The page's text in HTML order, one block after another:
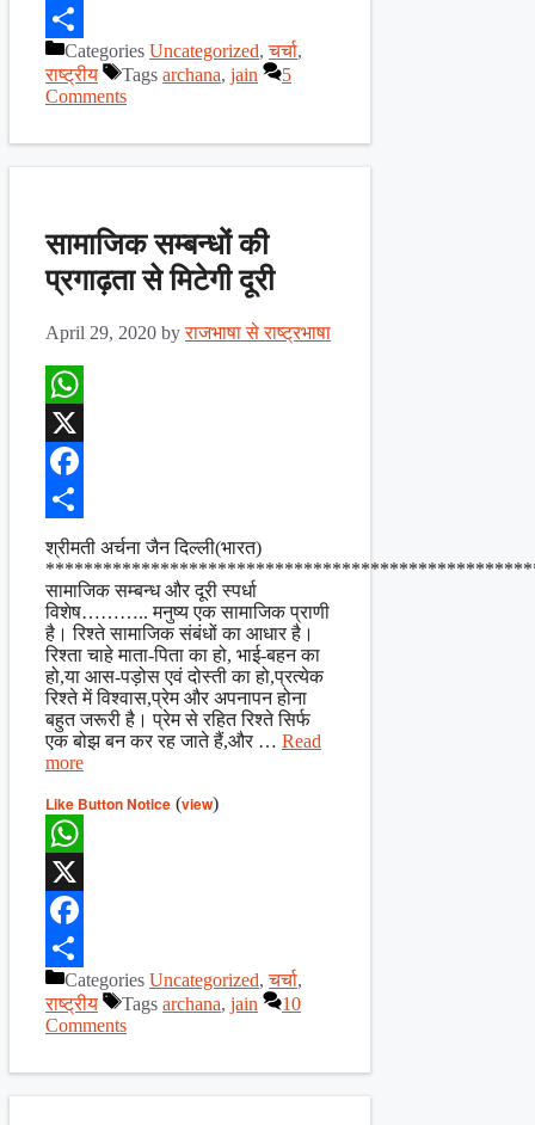
Facebook
ShareCategories Uncategorized,चर्चा,
राष्ट्रीय
Tags archana, jain
5
Comments
सामाजिक सम्बन्धों की
प्रगाढ़ता से मिटेगी दूरी
April 29, 2020 byराजभाषा से राष्ट्रभाषा
WhatsApp
X
Facebook
Share
श्रीमती अर्चना जैन दिल्ली(भारत)
सामाजिक सम्बन्ध और दूरी स्पर्धा
विशेष……….. मनुष्य एक सामाजिक प्राणी
है। रिश्ते सामाजिक संबंधों का आधार है।
रिश्ता चाहे माता-पिता का हो, भाई-बहन का
हो,या आस-पड़ोस एवं दोस्ती का हो,प्रत्येक
रिश्ते में विश्वास,प्रेम और अपनापन होना
बहुत जरूरी है। प्रेम से रहित रिश्ते सिर्फ
एक बोझ बन कर रह जाते हैं,और … Read
more
Like Button Notice (view)
WhatsApp
X
Facebook
ShareCategories Uncategorized,चर्चा,
राष्ट्रीय
Tags archana, jain
10
Comments